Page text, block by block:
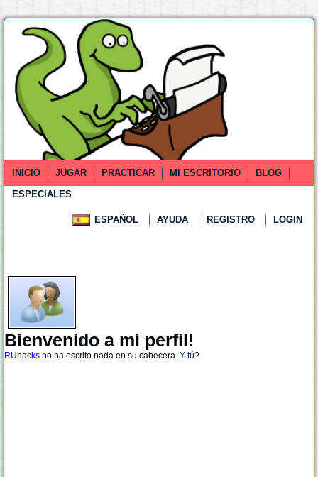
INICIO JUGAR PRACTICAR MI ESCRITORIO
BLOG
ESPECIALES
ESPAÑOL AYUDA REGISTRO LOGIN
Bienvenido a mi perfil!
RUhacks no ha escrito nada en su cabecera. Y tú?